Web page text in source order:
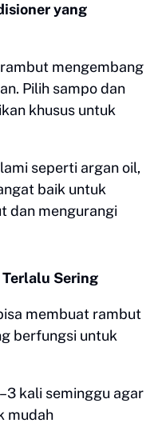
yang
mengembang
Pilih sampo dan
khusus untuk
seperti argan oil,
baik untuk
dan mengurangi
Sering
membuat rambut
berfungsi untuk
kali seminggu agar
mudah